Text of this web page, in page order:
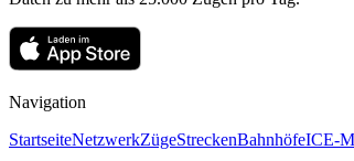
Navigation
StartseiteNetzwerkZügeStreckenBahnhöfeICE-